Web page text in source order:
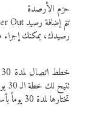
حزم الأرصدة
رصيدك، يمكنك إجراء
خطط اتصال لمدة 30 يومًا
تختارها لمدة 30 يوماً بأسعار فايبر المنخفضة.